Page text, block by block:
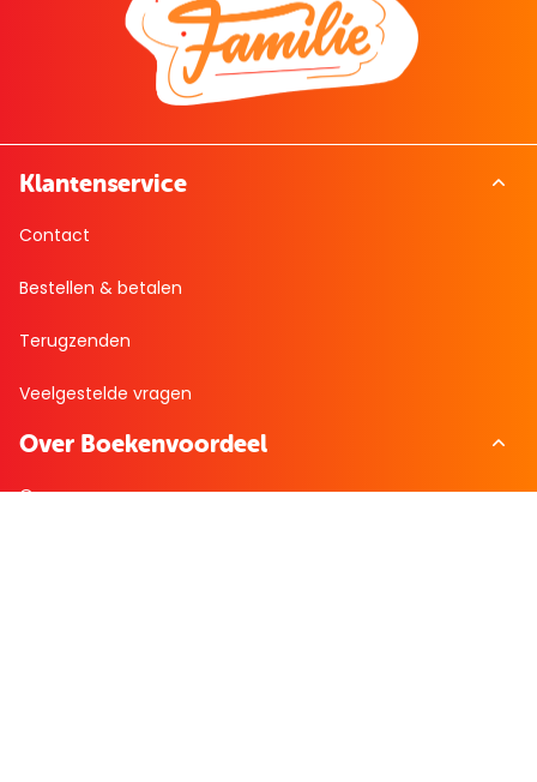
Klantenservice
Contact
Bestellen & betalen
Terugzenden
Veelgestelde vragen
Over Boekenvoordeel
Over ons